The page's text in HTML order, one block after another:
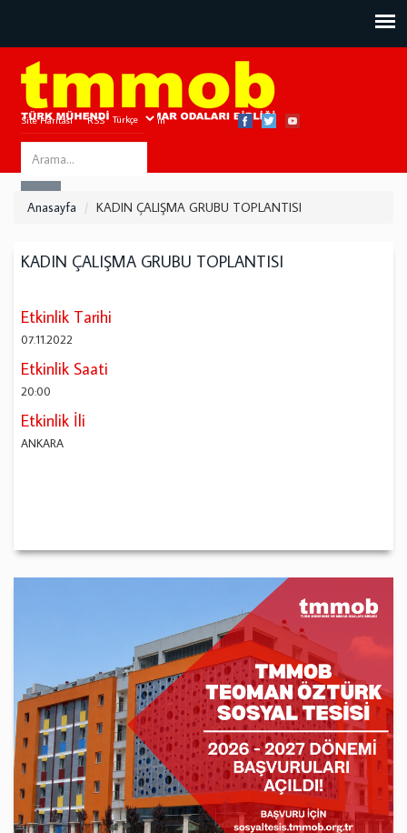
Site Haritası RSS Bize Ulaşın
Search
this
Anasayfa KADIN ÇALIŞMA GRUBU TOPLANTISI
KADIN ÇALIŞMA GRUBU TOPLANTISI
Etkinlik Tarihi
07.11.2022
Etkinlik Saati
20:00
Etkinlik İli
ANKARA